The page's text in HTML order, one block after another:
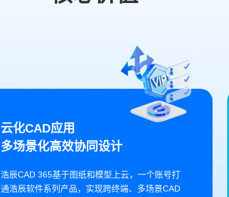
云化CAD应用
多场景化高效协同设计
浩辰CAD 365基于图纸和模型上云，一个账号打
通浩辰软件系列产品，实现跨终端、多场景CAD